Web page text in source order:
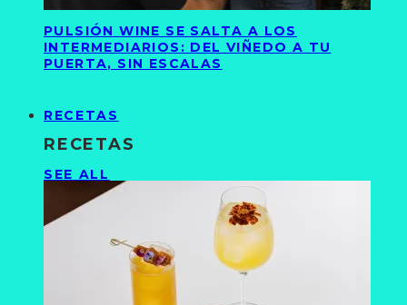
PULSIÓN WINE SE SALTA A LOS
INTERMEDIARIOS: DEL VIÑEDO A TU
PUERTA, SIN ESCALAS
RECETAS
RECETAS
SEE ALL